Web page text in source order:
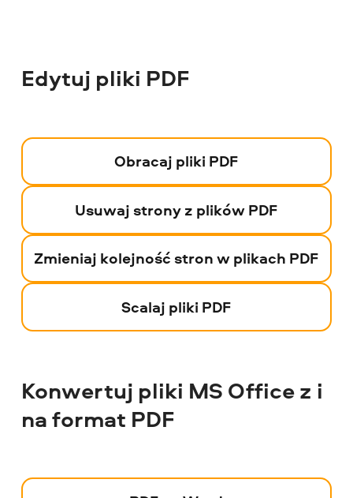
Edytuj pliki PDF
Obracaj pliki PDF
Usuwaj strony z plików PDF
Zmieniaj kolejność stron w plikach PDF
Scalaj pliki PDF
Konwertuj pliki MS Office z i
na format PDF